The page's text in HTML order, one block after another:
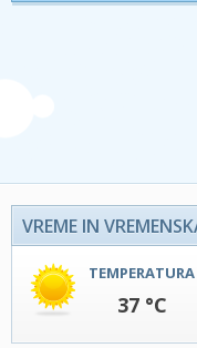
VREME IN
TEMPERATURA
37 °C